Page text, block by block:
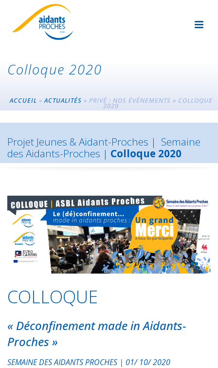
Colloque 2020
ACCUEIL »ACTUALITÉS » PRIVÉ : NOS ÉVÉNEMENTS » COLLOQUE
2020
Projet Jeunes & Aidant-Proches | Semaine
des Aidants-Proches | Colloque 2020
COLLOQUE
« Déconfinement made in Aidants-
Proches »
SEMAINE DES AIDANTS PROCHES | 01/ 10/ 2020